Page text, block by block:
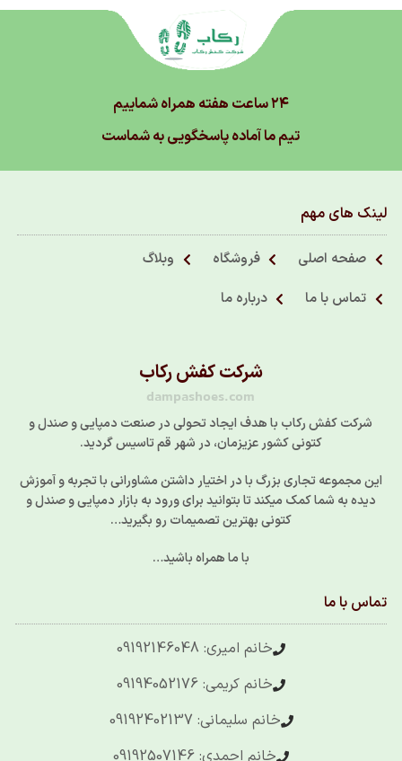
۲۴ ساعت هفته همراه شماییم
تیم ما آماده پاسخگویی به شماست
لینک های مهم
صفحه اصلی فروشگاه
وبلاگ
تماس با ما
درباره ما
شرکت کفش رکاب
dampashoes.com
شرکت کفش رکاب با هدف ایجاد تحولی در صنعت دمپایی و صندل و
کتونی کشور عزیزمان، در شهر قم تاسیس گردید.
این مجموعه تجاری بزرگ با در اختیار داشتن مشاورانی با تجربه و آموزش
دیده به شما کمک میکند تا بتوانید برای ورود به بازار دمپایی و صندل و
کتونی بهترین تصمیمات رو بگیرید…
با ما همراه باشید…
تماس با ما
خانم امیری: 09192146048
خانم کریمی: 09194052176
خانم سلیمانی: 09192402137